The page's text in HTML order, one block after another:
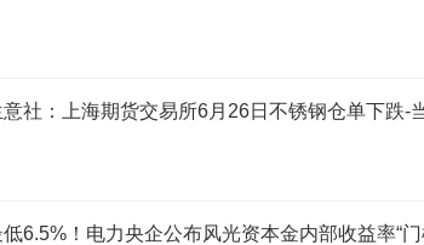
意社：上海期货交易所6月26日不锈钢仓单下跌-
6.5%！电力央企公布风光资本金内部收益率“门